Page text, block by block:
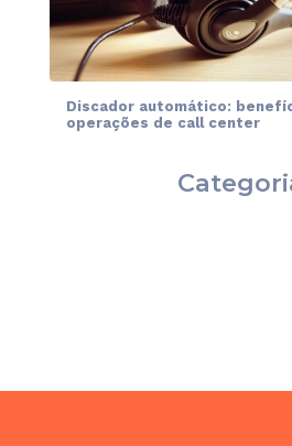
Discador automático:
operações de call center